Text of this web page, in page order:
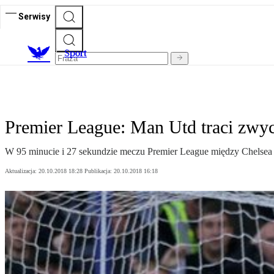
Serwisy
Sport
Premier League: Man Utd traci
W 95 minucie i 27 sekundzie meczu Premier League między
Aktualizacja: 20.10.2018 18:28 Publikacja: 20.10.2018 16:18